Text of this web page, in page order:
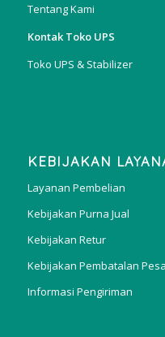
Tentang Kami
Kontak Toko UPS
Toko UPS & Stabilizer
KEBIJAKAN
Layanan Pembelian
Kebijakan Purna Jual
Kebijakan Retur
Kebijakan Pembatalan
Informasi Pengiriman